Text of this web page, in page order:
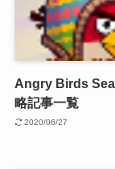
Angry Birds
略記事一覧
2020/06/27